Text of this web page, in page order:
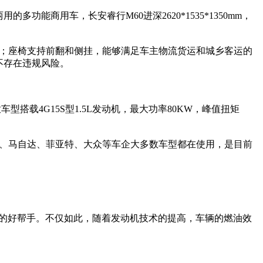
多功能商用车，长安睿行M60进深2620*1535*1350mm，
椅支持前翻和侧挂，能够满足车主物流货运和城乡客运的
在违规风险。
型搭载4G15S型1.5L发动机，最大功率80KW，峰值扭矩
马自达、菲亚特、大众等车企大多数车型都在使用，是目前
好帮手。不仅如此，随着发动机技术的提高，车辆的燃油效